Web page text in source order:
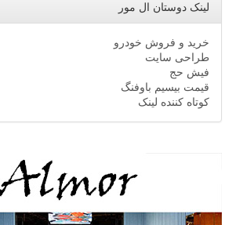
لینک دوستان ال مور
خرید و فروش خودرو
طراحی سایت
فیش حج
قیمت بیسیم باوفنگ
کوتاه کننده لینک